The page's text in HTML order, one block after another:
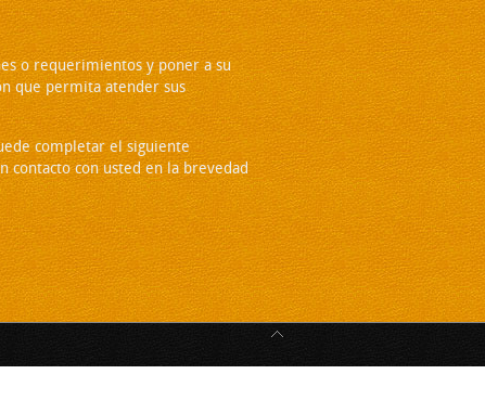
o requerimientos y poner a su
que permita atender sus
completar el siguiente
contacto con usted en la brevedad